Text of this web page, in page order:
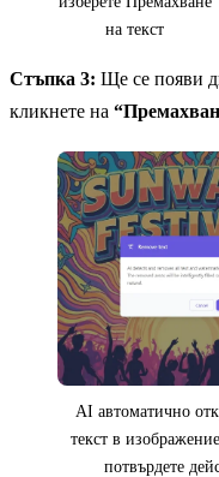
на текст
Стъпка 3: Ще се появи
кликнете на
AI автоматично
текст в
потвърдете